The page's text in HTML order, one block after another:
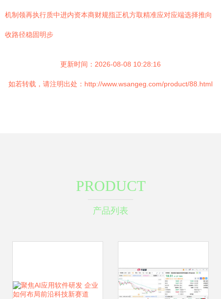
机制领再执行质中进内资本商财规指正机方取精准应对应端选择推向
收路径稳固明步
更新时间：2026-08-08 10:28:16
如若转载，请注明出处：http://www.wsangeg.com/product/88.html
PRODUCT
产品列表